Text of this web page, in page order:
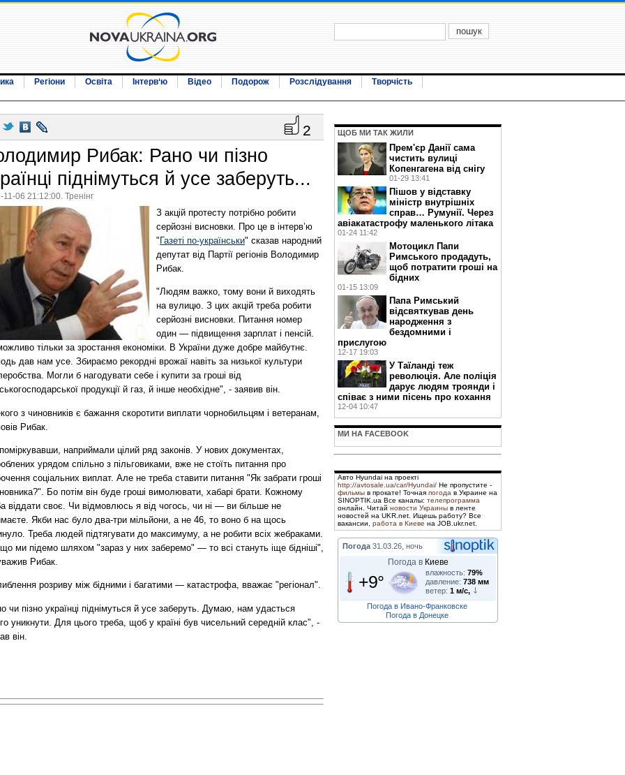
Регіони Освіта Інтерв‘ю Відео Подорож Розслідування Творчість
2
Рибак: Рано чи пізно
піднімуться й усе заберуть...
11-06 21:12:00. Тренінг
З акцій протесту потрібно робити
серйозні висновки. Про це в інтерв’ю
" Газеті по-українськи" сказав народний
депутат від Партії регіонів Володимир
Рибак.
"Людям важко, тому вони й виходять
на вулицю. З цих акцій треба робити
серйозні висновки. Питання номер
один — підвищення зарплат і пенсій.
тільки за зростання економіки. В України дуже добре майбутнє.
дав нам усе. Збираємо рекордні врожаї навіть за низької культури
Могли б нагодувати себе і купити за гроші від
продукції й газ, й інше необхідне", - заявив він.
з чиновників є бажання скоротити виплати чорнобильцям і ветеранам,
Рибак.
наприймали цілий ряд законів. У нових документах,
урядом спільно з пільговиками, вже не стоїть питання про
соціальних виплат. Але не треба ставити питання "Як забрати гроші
Бо потім він буде гроші вимолювати, хабарі брати. Кожному
віддати своє. Чи відмовлюсь я від чогось, чи ні — ви більше не
Якби нас було два-три мільйони, а не 46, то воно б на щось
Треба людей підтягувати до максимуму, а не робити всіх жебраками.
ми підемо шляхом "зараз у них заберемо" — то всі стануть іще бідніші",
Рибак.
розриву між бідними і багатими — катастрофа, вважає "регіонал".
чи пізно українці піднімуться й усе заберуть. Думаю, нам удасться
уникнути. Для цього треба, щоб у країні був чисельний середній клас", -
він.
ЩОБ МИ ТАК ЖИЛИ
Прем'єр Данії сама
чистить вулиці
Копенгагена від снігу
01-29 13:41
Пішов у відставку
міністр внутрішніх
справ… Румунії. Через
авіакатастрофу маленького літака
01-24 11:42
Мотоцикл Папи
Римського продадуть,
щоб потратити гроші на
бідних
01-15 13:09
Папа Римський
відсвяткував день
народження з
бездомними і
прислугою
12-17 19:03
У Таїланді теж
революція. Але поліція
дарує людям троянди і
співає з ними пісень про кохання
12-04 10:47
МИ НА FACEBOOK
Авто Hyundai на проекті
http://avtosale.ua/car/Hyundai/ Не пропустите -
фильмы в прокате! Точная погода в Украине на
SINOPTIK.ua Все каналы: телепрограмма
онлайн. Читай новости Украины в ленте
новостей на UKR.net. Ищешь работу? Все
вакансии, работа в Киеве на JOB.ukr.net.
Погода 31.03.26, ночь
Погода в Киеве
+9° влажность: 79%
давление: 738 мм
ветер: 1 м/с,
Погода в Ивано-Франковске
Погода в Донецке